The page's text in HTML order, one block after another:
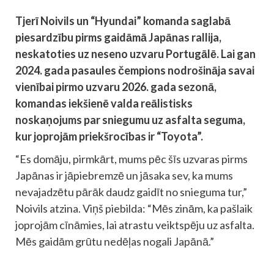
Tjerī Noivils un “Hyundai” komanda saglabā
piesardzību pirms gaidāmā Japānas rallija,
neskatoties uz neseno uzvaru Portugālē. Lai gan
2024. gada pasaules čempions nodrošināja savai
vienībai pirmo uzvaru 2026. gada sezonā,
komandas iekšienē valda reālistisks
noskaņojums par sniegumu uz asfalta seguma,
kur joprojām priekšrocības ir “Toyota”.
“Es domāju, pirmkārt, mums pēc šīs uzvaras pirms
Japānas ir jāpiebremzē un jāsaka sev, ka mums
nevajadzētu pārāk daudz gaidīt no snieguma tur,”
Noivils atzina. Viņš piebilda: “Mēs zinām, ka pašlaik
joprojām cīnāmies, lai atrastu veiktspēju uz asfalta.
Mēs gaidām grūtu nedēļas nogali Japānā.”